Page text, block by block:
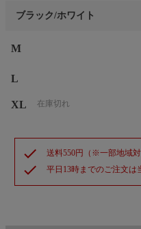
ブラック/ホワイト
M
L
XL 在庫切れ
check 送料550円（※一部地域対
check 平日13時までのご注文は